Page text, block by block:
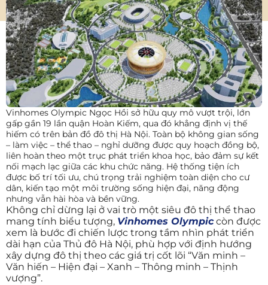
Vinhomes Olympic Ngọc Hồi sở hữu quy mô vượt trội, lớn
gấp gần 19 lần quận Hoàn Kiếm, qua đó khẳng định vị thế
hiếm có trên bản đồ đô thị Hà Nội. Toàn bộ không gian sống
– làm việc – thể thao – nghỉ dưỡng được quy hoạch đồng bộ,
liên hoàn theo một trục phát triển khoa học, bảo đảm sự kết
nối mạch lạc giữa các khu chức năng. Hệ thống tiện ích
được bố trí tối ưu, chú trọng trải nghiệm toàn diện cho cư
dân, kiến tạo một môi trường sống hiện đại, năng động
nhưng vẫn hài hòa và bền vững.
Không chỉ dừng lại ở vai trò một siêu đô thị thể thao
mang tính biểu tượng, Vinhomes Olympiccòn được
xem là bước đi chiến lược trong tầm nhìn phát triển
dài hạn của Thủ đô Hà Nội, phù hợp với định hướng
xây dựng đô thị theo các giá trị cốt lõi “Văn minh –
Văn hiến – Hiện đại – Xanh – Thông minh – Thịnh
vượng”.